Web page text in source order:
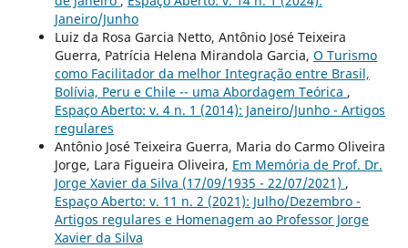
Janeiro/Junho
Luiz da Rosa Garcia Netto, Antônio José Teixeira
Guerra, Patrícia Helena Mirandola Garcia, O Turismo
como Facilitador da melhor Integração entre Brasil,
Bolívia, Peru e Chile -- uma Abordagem Teórica ,
Espaço Aberto: v. 4 n. 1 (2014): Janeiro/Junho - Artigos
regulares
Antônio José Teixeira Guerra, Maria do Carmo Oliveira
Jorge, Lara Figueira Oliveira, Em Memória de Prof. Dr.
Jorge Xavier da Silva (17/09/1935 - 22/07/2021) ,
Espaço Aberto: v. 11 n. 2 (2021): Julho/Dezembro -
Artigos regulares e Homenagem ao Professor Jorge
Xavier da Silva